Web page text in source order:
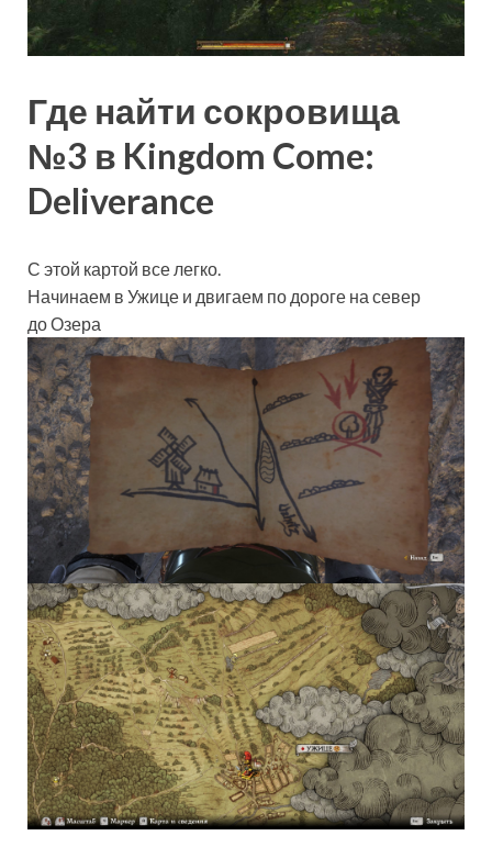
Где найти сокровища
№3 в Kingdom Come:
Deliverance
С этой картой все легко.
Начинаем в Ужице и двигаем по дороге на север
до Озера